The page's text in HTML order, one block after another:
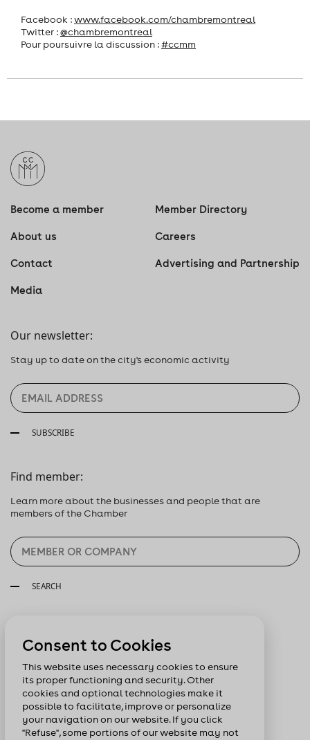
Facebook :www.facebook.com/chambremontreal
Twitter :@chambremontreal
Pour poursuivre la discussion :#ccmm
Become a member Member Directory
About us Careers
Contact Advertising and Partnership
Media
Our newsletter:
Stay up to date on the city's economic activity
SUBSCRIBE
Find member:
Learn more about the businesses and people that are
members of the Chamber
SEARCH
Consent to Cookies
This website uses necessary cookies to ensure
its proper functioning and security. Other
cookies and optional technologies make it
possible to facilitate, improve or personalize
your navigation on our website. If you click
"Refuse", some portions of our website may not